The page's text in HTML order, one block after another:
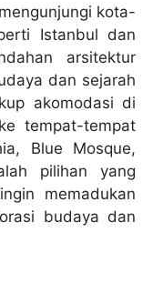
kota-
Istanbul dan
arsitektur
dan sejarah
akomodasi di
tempat-tempat
Blue Mosque,
pilihan yang
memadukan
budaya dan